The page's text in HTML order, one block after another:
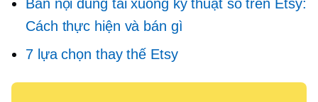
Bán nội dung tải xuống kỹ thuật số trên Etsy:
Cách thực hiện và bán gì
7 lựa chọn thay thế Etsy